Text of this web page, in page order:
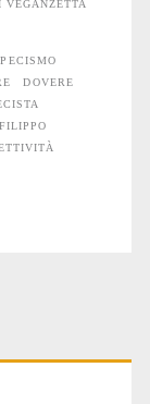
VEGANZETTA
DOVERE
FILIPPO